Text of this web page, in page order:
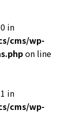
in
cms/wp-
on line
in
cms/wp-